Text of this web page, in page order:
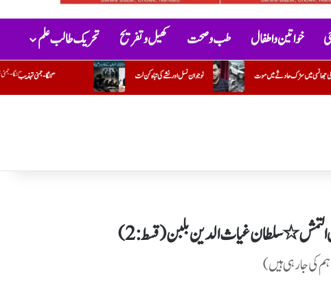
خواتین و اطفال طب و صحت کھیل و تفریح تحریک طالب علم
کتاب "گلستانِ عادل” پر ایک تبصرہ گنگا-جمنی تہذیب نوجوان نسل اور نشے کی تباہ کن لت
سلطان غیاث الدین بلبن ( قسط : 2)
کی جارہی ہیں)